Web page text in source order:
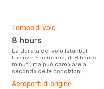
Tempo di volo
8 hours
La durata del volo Istanbul
Firenze è, in media, di 8 hours
minuti, ma può cambiare a
seconda delle condizioni.
Aeroporti di origine